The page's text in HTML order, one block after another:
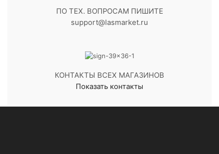
ПО ТЕХ. ВОПРОСАМ ПИШИТЕ
support@lasmarket.ru
КОНТАКТЫ ВСЕХ МАГАЗИНОВ
Показать контакты